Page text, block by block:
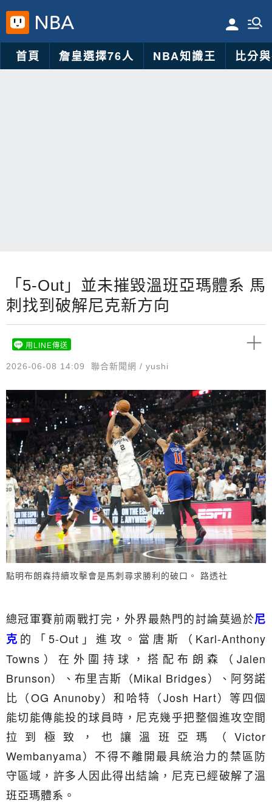
首頁 詹皇選擇76人 NBA知識王 比分
「5-Out」並未摧毀溫班亞瑪體系 馬
刺找到破解尼克新方向
2026-06-08 14:09 聯合新聞網 / yushi
用LINE傳送
點明布朗森持續攻擊會是馬刺尋求勝利的破口。 路透社
總冠軍賽前兩戰打完，外界最熱門的討論莫過於尼
克 的「5-Out」進攻。當唐斯（Karl-Anthony
Towns）在外圍持球，搭配布朗森（Jalen
Brunson）、布里吉斯（Mikal Bridges）、阿努諾
比（OG Anunoby）和哈特（Josh Hart）等四個
能切能傳能投的球員時，尼克幾乎把整個進攻空間
拉到極致，也讓溫班亞瑪（Victor
Wembanyama）不得不離開最具統治力的禁區防
守區域，許多人因此得出結論，尼克已經破解了溫
班亞瑪體系。